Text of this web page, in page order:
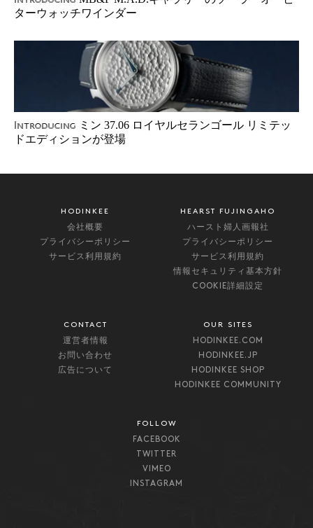
ターウォッチワインダー
Introducing ミン 37.06 ロイヤルセランゴール リミテッ
ドエディションが登場
HODINKEE
会社概要
プライバシーポリシー
サービス利用規約
HEARST FUJINGAHO
ハースト婦人画報社
プライバシーポリシー
サービス利用規約
情報セキュリティ基本方針
COOKIE詳細設定
CONTACT
運営者情報
お問い合わせ
広告について
OUR SITES
HODINKEE.COM
HODINKEE.JP
HODINKEE SHOP
HODINKEE COMMUNITY
FOLLOW
FACEBOOK
TWITTER
VIMEO
INSTAGRAM